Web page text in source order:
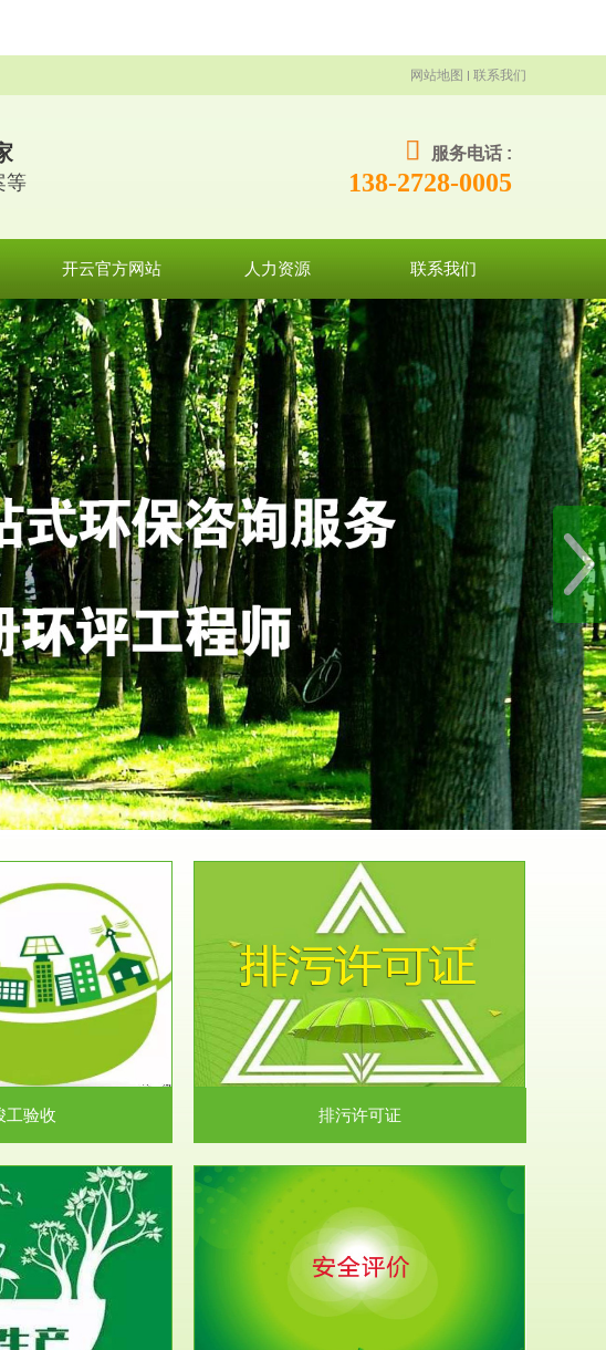
网站地图 联系我们
等
服务电话 :
138-2728-0005
开云官方网站 人力资源 联系我们
工验收
服务范围
污许可证
（排污许可证）根据《中华
环境保护法》...
排污许可证
务范围
安全评价
的是查找、分析和预测工